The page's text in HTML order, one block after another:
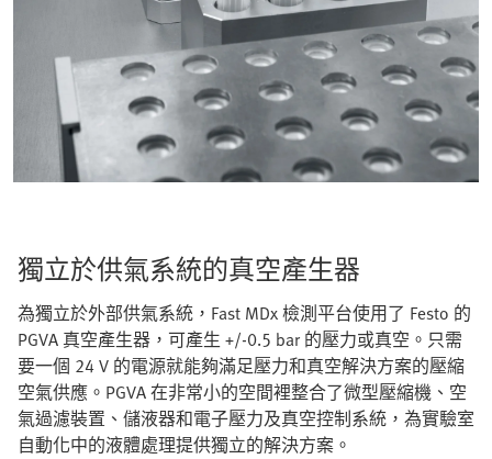
獨立於供氣系統的真空產生器
為獨立於外部供氣系統，Fast MDx 檢測平台使用了 Festo 的
PGVA 真空產生器，可產生 +/-0.5 bar 的壓力或真空。只需
要一個 24 V 的電源就能夠滿足壓力和真空解決方案的壓縮
空氣供應。PGVA 在非常小的空間裡整合了微型壓縮機、空
氣過濾裝置、儲液器和電子壓力及真空控制系統，為實驗室
自動化中的液體處理提供獨立的解決方案。